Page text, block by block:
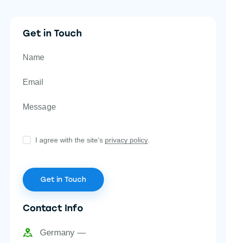
Get in Touch
I agree with the site’s privacy policy.
Contact Info
Germany —